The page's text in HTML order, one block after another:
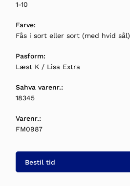
1-10
Farve:
Fås i sort eller sort (med hvid sål)
Pasform:
Læst K / Lisa Extra
Sahva varenr.:
18345
Varenr.:
FM0987
Bestil tid